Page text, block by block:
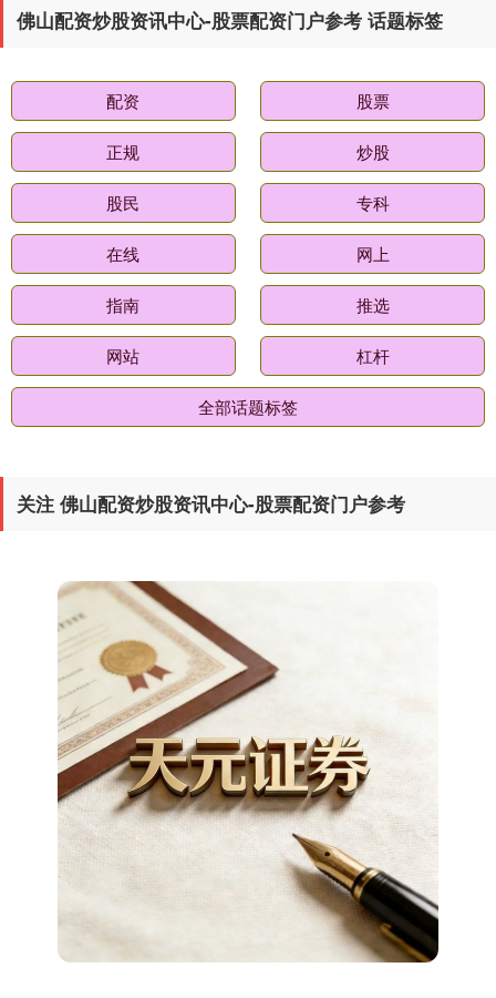
国债指数 229.61 +0.02 +0.01%
上证综指 3870.54 -7.88 -0.20%
佛山配资炒股资讯中心-股票配资门户参考 话题标签
配资 股票
正规 炒股
股民 专科
在线 网上
指南 推选
网站 杠杆
全部话题标签
关注 佛山配资炒股资讯中心-股票配资门户参考